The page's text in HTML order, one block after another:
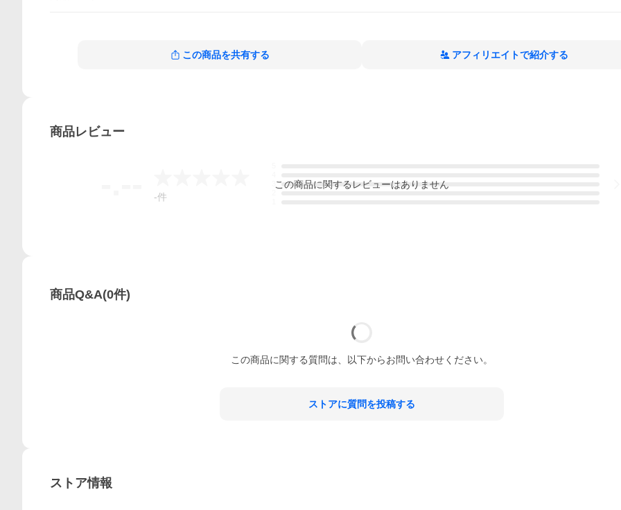
この商品を共有する アフィリエイトで紹介する
商品レビュー
-件
この商品に関するレビューはありません
商品Q&A(0件)
この商品に関する質問は、以下からお問い合わせください。
ストアに質問を投稿する
ストア情報